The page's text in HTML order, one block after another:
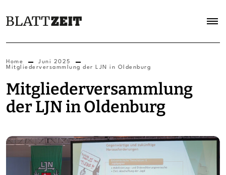
Home
Juni 2025
Mitgliederversammlung der LJN in Oldenburg
Mitgliederversammlung
der LJN in Oldenburg